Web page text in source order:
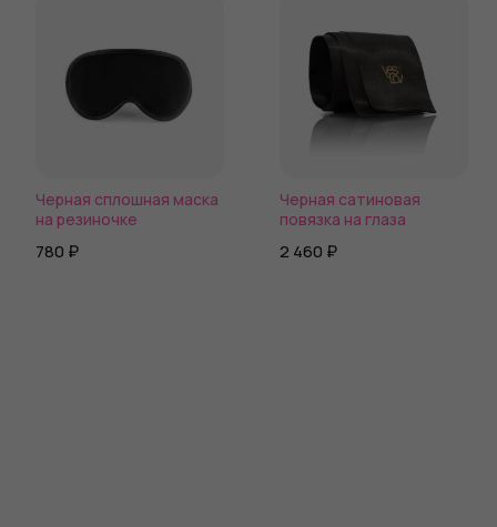
Черная сплошная маска
на резиночке
780 ₽
Черная сатиновая
повязка на глаза
2 460 ₽